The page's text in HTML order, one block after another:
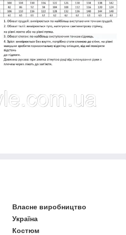
Власне виробництво
Україна
Костюм